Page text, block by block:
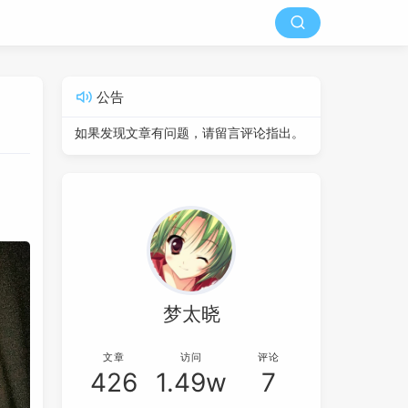
公告
如果发现文章有问题，请留言评论指出。
梦太晓
文章
426
访问
1.49w
评论
7